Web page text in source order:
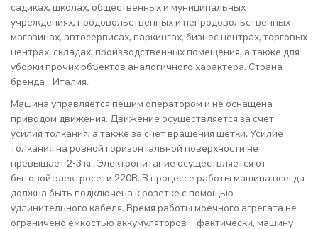
садиках, школах, общественных и муниципальных
учреждениях, продовольственных и непродовольственных
магазинах, автосервисах, паркингах, бизнес центрах, торговых
центрах, складах, производственных помещения, а также для
уборки прочих объектов аналогичного характера. Страна
бренда - Италия.
Машина управляется пешим оператором и не оснащена
приводом движения. Движение осуществляется за счет
усилия толкания, а также за счет вращения щетки. Усилие
толкания на ровной горизонтальной поверхности не
превышает 2-3 кг. Электропитание осуществляется от
бытовой электросети 220В. В процессе работы машина всегда
должна быть подключена к розетке с помощью
удлинительного кабеля. Время работы моечного агрегата не
ограничено емкостью аккумуляторов - фактически, машину